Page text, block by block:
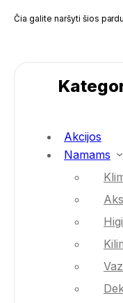
Čia galite naršyti šios
Akcijos
Namams